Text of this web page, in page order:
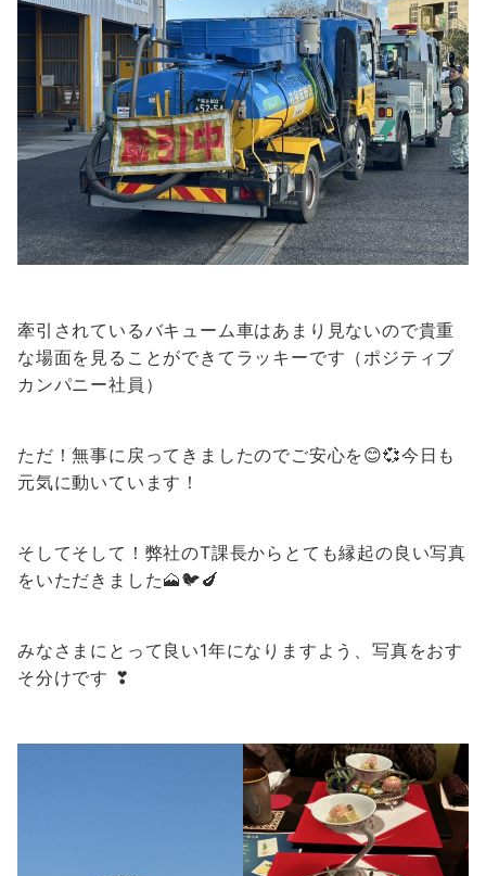
牽引されているバキューム車はあまり見ないので貴重
な場面を見ることができてラッキーです（ポジティブ
カンパニー社員）
ただ！無事に戻ってきましたのでご安心を😊💞今日も
元気に動いています！
そしてそして！弊社のT課長からとても縁起の良い写真
をいただきました🗻🐦🍆
みなさまにとって良い1年になりますよう、写真をおす
そ分けです ❣